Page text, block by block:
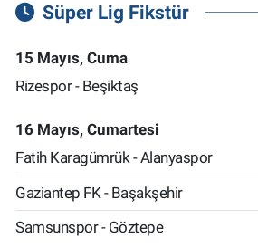
Süper Lig Fikstür
15 Mayıs, Cuma
Rizespor - Beşiktaş
16 Mayıs, Cumartesi
Fatih Karagümrük - Alanyaspor
Gaziantep FK - Başakşehir
Samsunspor - Göztepe